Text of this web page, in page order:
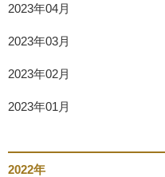
2023年04月
2023年03月
2023年02月
2023年01月
2022年